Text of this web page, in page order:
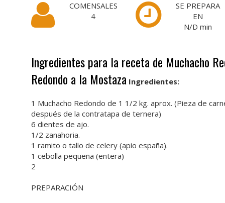
COMENSALES
4
SE PREPARA
EN
N/D min
Ingredientes para la receta de Muchacho
Redondo a la Mostaza Ingredientes:
1 Muchacho Redondo de 1 1/2 kg. aprox. (Pieza de
después de la contratapa de ternera)
6 dientes de ajo.
1/2 zanahoria.
1 ramito o tallo de celery (apio españa).
1 cebolla pequeña (entera)
2
PREPARACIÓN